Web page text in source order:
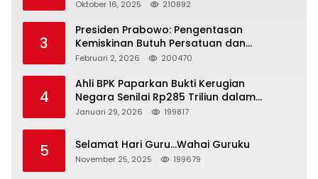
Depan Bangsa
Oktober 16, 2025 210892
3
Presiden Prabowo: Pengentasan
Kemiskinan Butuh Persatuan dan
Kepemimpinan yang Bertanggung Jawab
Februari 2, 2026 200470
4
Ahli BPK Paparkan Bukti Kerugian
Negara Senilai Rp285 Triliun dalam
Persidangan Korupsi PT Pertamina
Januari 29, 2026 199817
5 Selamat Hari Guru…Wahai Guruku
November 25, 2025 199679